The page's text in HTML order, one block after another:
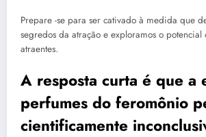
Prepare -se para ser cativado à medida que
segredos da atração e exploramos o potencial
atraentes.
A resposta curta é que a
perfumes do feromônio
cientificamente